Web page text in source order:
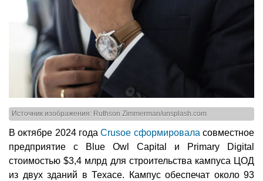
Источник изображения: Ruthson Zimmerman/unsplash.com
В октябре 2024 годаCrusoe сформировала совместное
предприятие с Blue Owl Capital и Primary Digital
стоимостью $3,4 млрд для строительства кампуса ЦОД
из двух зданий в Техасе. Кампус обеспечат около 93